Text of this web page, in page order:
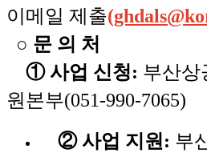
이메일 제출(
○ 문 의 처
① 사업 신청: 부산상
원본부(051-990-7065)
② 사업 지원: 부